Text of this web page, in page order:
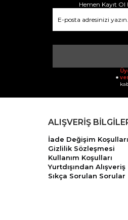
Hemen Kayıt Ol
ALIŞVERİŞ
İade Değişim Koşulları
Gizlilik Sözleşmesi
Kullanım Koşulları
Yurtdışından Alışveriş
Sıkça Sorulan Sorular